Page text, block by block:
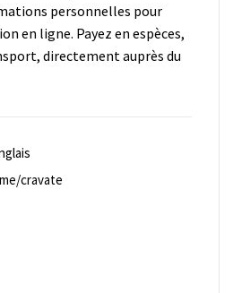
personnelles pour
en ligne. Payez en espèces,
directement auprès du
cravate